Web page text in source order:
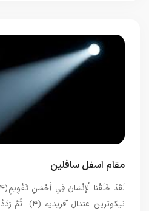
مقام اسفل سافلین